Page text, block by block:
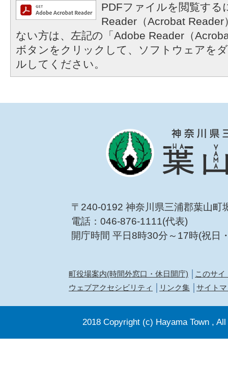
PDFファイルを閲覧する
Reader（Acrobat
ない方は、左記の「Adobe Reader（
ボタンをクリックして、ソフトウェアを
ルしてください。
〒240-0192 神奈川県三浦郡葉山町
電話：046-876-1111(代表)
開庁時間 平日8時30分～17時(祝日
町役場案内(時間外窓口・休日開庁)
このサイ
ウェブアクセシビリティ
リンク集 サイト
2018 Copyright (c) Hayama Town ,